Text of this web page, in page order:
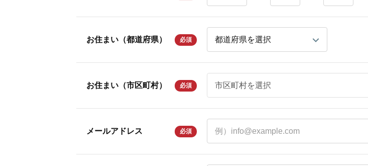
お住まい（都道府県） 必須
お住まい（市区町村） 必須
メールアドレス 必須